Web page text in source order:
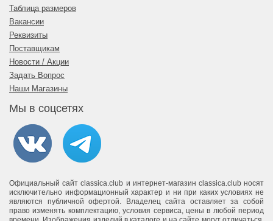
Таблица размеров
Вакансии
Реквизиты
Поставщикам
Новости / Акции
Задать Вопрос
Наши Магазины
Мы в соцсетях
Официальный сайт classica.club и интернет-магазин classica.club носят
исключительно информационный характер и ни при каких условиях не
являются публичной офертой. Владелец сайта оставляет за собой
право изменять комплектацию, условия сервиса, цены в любой период